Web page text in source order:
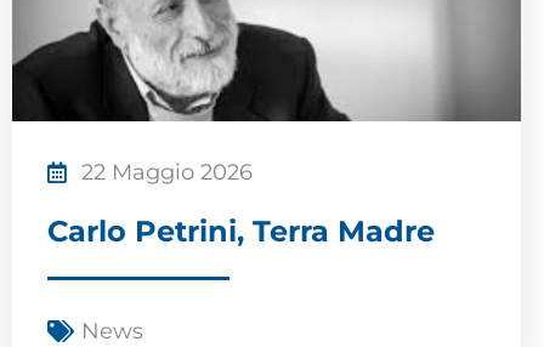
22 Maggio 2026
Carlo Petrini, Terra Madre
News